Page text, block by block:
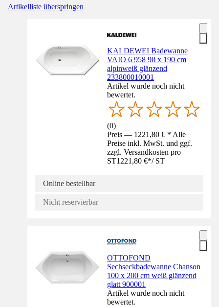
Artikelliste überspringen
KALDEWEI Badewanne
VAIO 6 958 90 x 190 cm
alpinweiß glänzend
233800010001
Artikel wurde noch nicht
bewertet.
(0)
Preis — 1221,80 € * Alle
Preise inkl. MwSt. und ggf.
zzgl. Versandkosten pro
ST1221,80 €*/ ST
Online bestellbar
Nicht reservierbar
OTTOFOND
Sechseckbadewanne Chanson
100 x 200 cm weiß glänzend
glatt 900001
Artikel wurde noch nicht
bewertet.